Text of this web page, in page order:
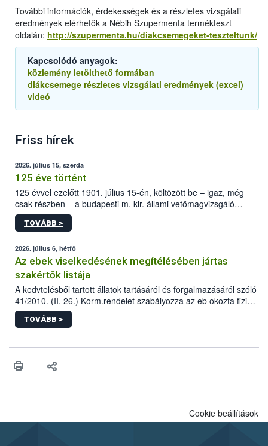
További információk, érdekességek és a részletes vizsgálati
eredmények elérhetők a Nébih Szupermenta termékteszt
oldalán: http://szupermenta.hu/diakcsemegeket-teszteltunk/
Kapcsolódó anyagok:
közlemény letölthető formában
diákcsemege részletes vizsgálati eredmények (excel)
videó
Friss hírek
2026. július 15, szerda
125 éve történt
125 évvel ezelőtt 1901. július 15-én, költözött be – igaz, még
csak részben – a budapesti m. kir. állami vetőmagvizsgáló
állomás a Kis Rókus utca 15. szám alatti, Czigler Győző által
tervezett új épületébe.
TOVÁBB >
2026. július 6, hétfő
Az ebek viselkedésének megítélésében jártas
szakértők listája
A kedvtelésből tartott állatok tartásáról és forgalmazásáról szóló
41/2010. (II. 26.) Korm.rendelet szabályozza az eb okozta fizikai
sérülés, illetve ennek veszélye keletkezésekor felmerülő
hatósági feladatokat, valamint a veszélyes eb tartását és annak
vonni az ebek viselkedésének megítélésében jártas szakértőt.
TOVÁBB >
Cookie beállítások